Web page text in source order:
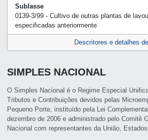
Sublasse
0139-3/99 - Cultivo de outras plantas de
especificadas anteriormente
Descritores e detalhes
SIMPLES NACIONAL
O Simples Nacional é o Regime Especial
Tributos e Contribuições devidos pelas
Pequeno Porte, instituído pela Lei
dezembro de 2006 e administrado pelo Comitê
Nacional com representantes da União,